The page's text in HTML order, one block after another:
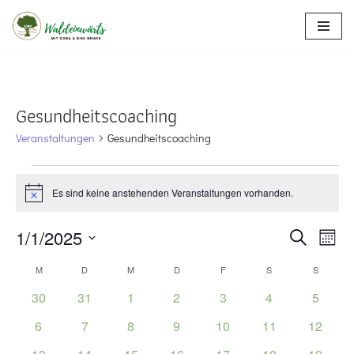
Zum
Gesundheitscoaching
Veranstaltungen Gesundheitscoaching
HinweisEs sind keine anstehenden Veranstaltungen vorhanden.
Suche
und
SucheMonat
1/1/2025
Kalender
von
Veranstaltungen
M D M D F S S
0
30
0
31
0
1
0
2
0
3
0
4
0
5
0
6
0
7
0
8
0
9
0
10
0
11
0
12